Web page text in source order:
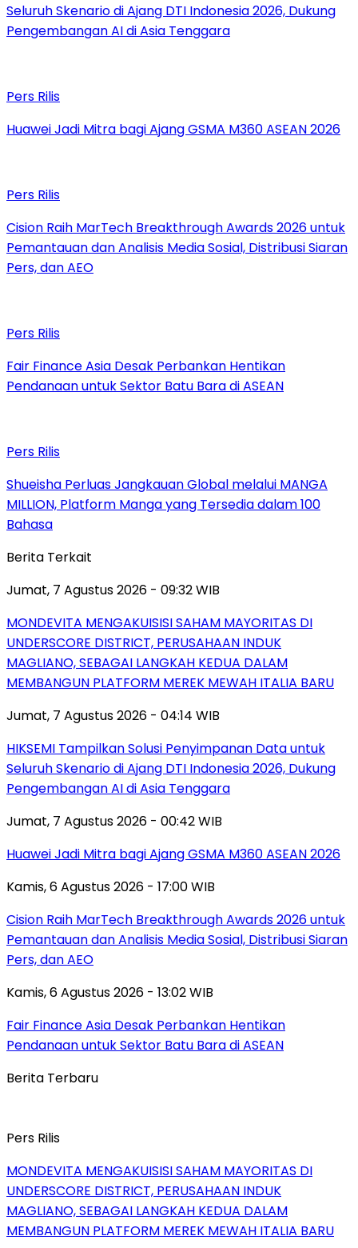
Seluruh Skenario di Ajang DTI Indonesia 2026, Dukung
Pengembangan AI di Asia Tenggara
Pers Rilis
Huawei Jadi Mitra bagi Ajang GSMA M360 ASEAN 2026
Pers Rilis
Cision Raih MarTech Breakthrough Awards 2026 untuk
Pemantauan dan Analisis Media Sosial, Distribusi Siaran
Pers, dan AEO
Pers Rilis
Fair Finance Asia Desak Perbankan Hentikan
Pendanaan untuk Sektor Batu Bara di ASEAN
Pers Rilis
Shueisha Perluas Jangkauan Global melalui MANGA
MILLION, Platform Manga yang Tersedia dalam 100
Bahasa
Berita Terkait
Jumat, 7 Agustus 2026 - 09:32 WIB
MONDEVITA MENGAKUISISI SAHAM MAYORITAS DI
UNDERSCORE DISTRICT, PERUSAHAAN INDUK
MAGLIANO, SEBAGAI LANGKAH KEDUA DALAM
MEMBANGUN PLATFORM MEREK MEWAH ITALIA BARU
Jumat, 7 Agustus 2026 - 04:14 WIB
HIKSEMI Tampilkan Solusi Penyimpanan Data untuk
Seluruh Skenario di Ajang DTI Indonesia 2026, Dukung
Pengembangan AI di Asia Tenggara
Jumat, 7 Agustus 2026 - 00:42 WIB
Huawei Jadi Mitra bagi Ajang GSMA M360 ASEAN 2026
Kamis, 6 Agustus 2026 - 17:00 WIB
Cision Raih MarTech Breakthrough Awards 2026 untuk
Pemantauan dan Analisis Media Sosial, Distribusi Siaran
Pers, dan AEO
Kamis, 6 Agustus 2026 - 13:02 WIB
Fair Finance Asia Desak Perbankan Hentikan
Pendanaan untuk Sektor Batu Bara di ASEAN
Berita Terbaru
Pers Rilis
MONDEVITA MENGAKUISISI SAHAM MAYORITAS DI
UNDERSCORE DISTRICT, PERUSAHAAN INDUK
MAGLIANO, SEBAGAI LANGKAH KEDUA DALAM
MEMBANGUN PLATFORM MEREK MEWAH ITALIA BARU